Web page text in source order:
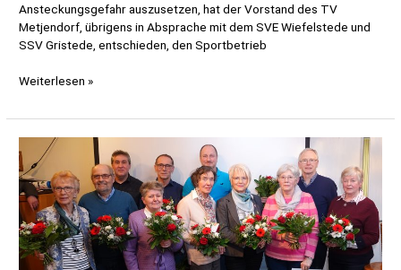
Ansteckungsgefahr auszusetzen, hat der Vorstand des TV
Metjendorf, übrigens in Absprache mit dem SVE Wiefelstede und
SSV Gristede, entschieden, den Sportbetrieb
Aussetzen
Sportbetriebs
wg.
Corona
Weiterlesen »